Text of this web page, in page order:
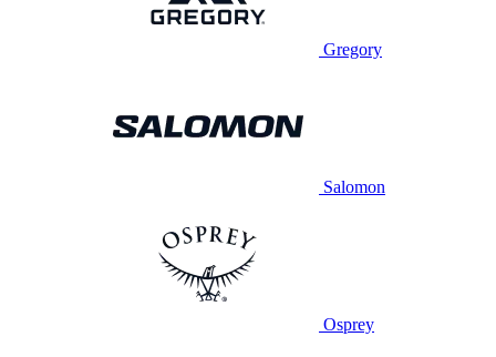
Gregory
Salomon
Osprey